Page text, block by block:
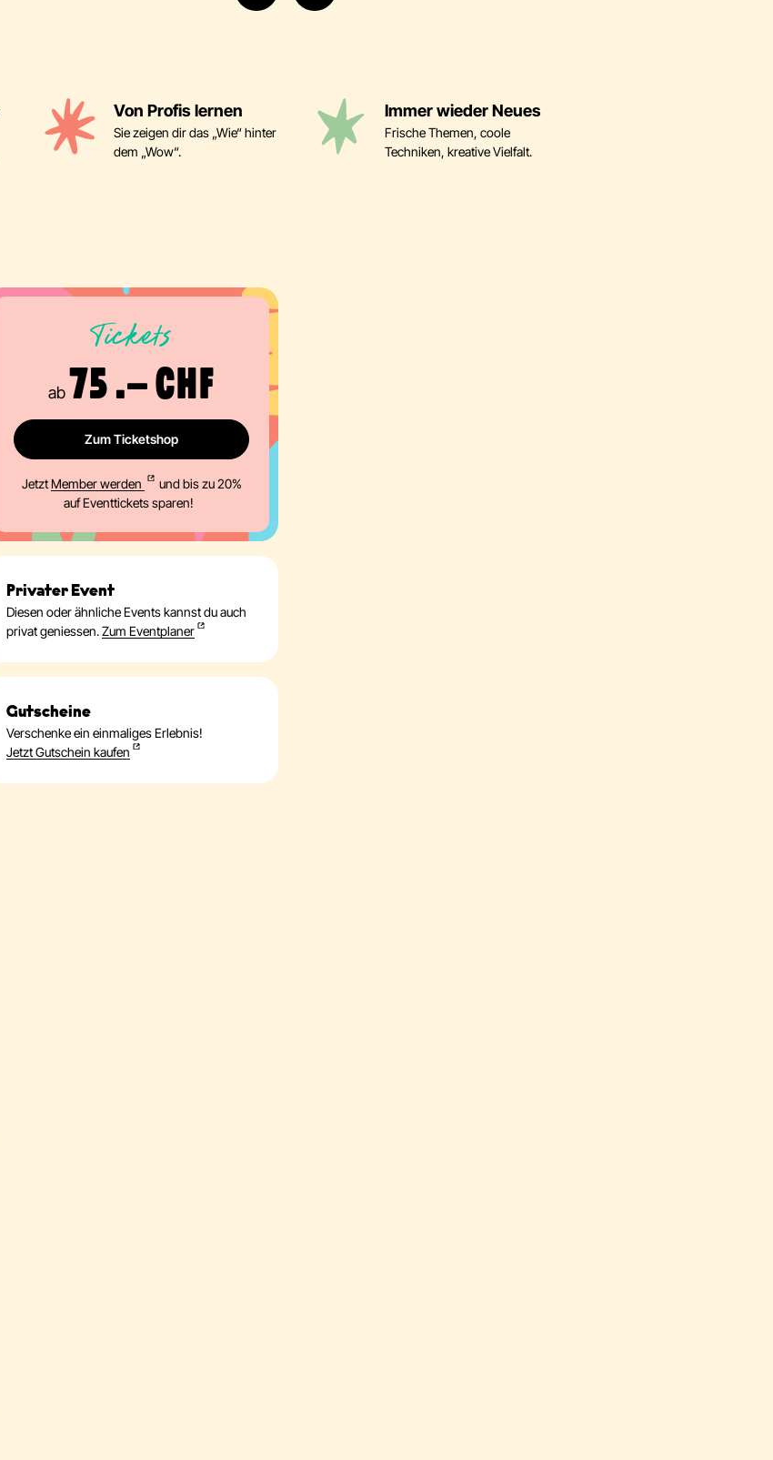
Von Profis lernen
Sie zeigen dir das „Wie“ hinter
dem „Wow“.
Immer wieder Neues
Frische Themen, coole
Techniken, kreative Vielfalt.
Tickets
ab75 .– CHF
Zum Ticketshop
JetztMember werden
und bis zu 20%
auf Eventtickets sparen!
Privater Event
Diesen oder ähnliche Events kannst du auch
privat geniessen.Zum Eventplaner
Gutscheine
Verschenke ein einmaliges Erlebnis!
Jetzt Gutschein kaufen